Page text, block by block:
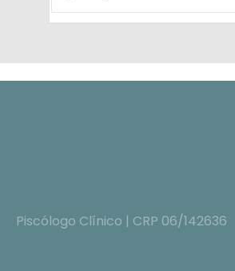
Piscólogo Clínico | CRP 06/142636